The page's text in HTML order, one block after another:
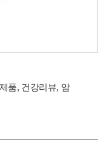
품, 건강리뷰, 암